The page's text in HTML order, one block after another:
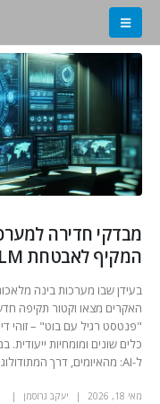
מבדקי חדירה
המקיף לאבטחת LLM
בעידן שבו מערכות בינה
"פנטסט רגיל עם בוט" – זוהי
כלים שונים ומומחיות
ל-AI: מהאיומים, דרך המתודולוגיות,...
מאי 18, 2026
יעקב גרוסמן